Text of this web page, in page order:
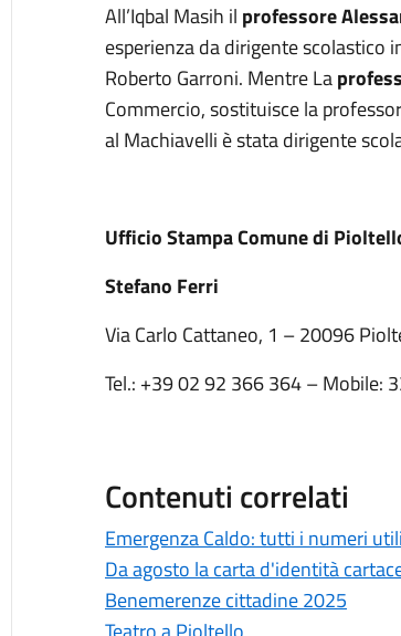
All’Iqbal Masih il professore
esperienza da dirigente scolastico
Roberto Garroni. Mentre La
Commercio, sostituisce la
al Machiavelli è stata dirigente
Ufficio Stampa Comune di
Stefano Ferri
Via Carlo Cattaneo, 1 – 20096
Tel.: +39 02 92 366 364 – Mobile:
Contenuti correlati
Emergenza Caldo: tutti i numeri utili
Da agosto la carta d'identità
Benemerenze cittadine 2025